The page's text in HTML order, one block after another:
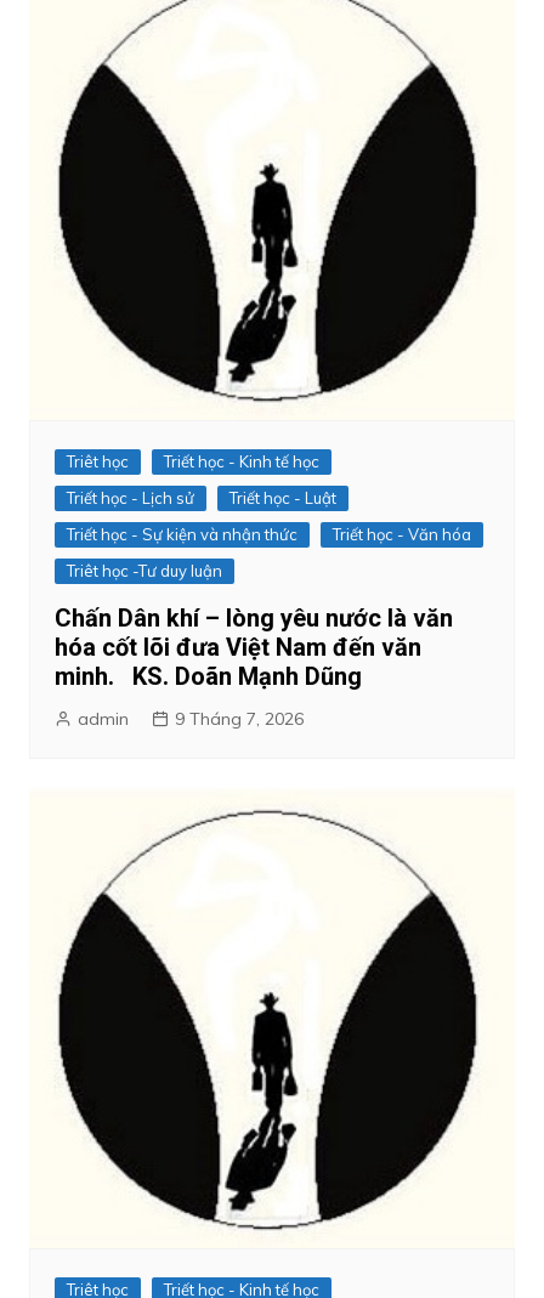
Triêt học
Triết học - Kinh tế học
Triết học - Lịch sử
Triết học - Luật
Triết học - Sự kiện và nhận thức
Triết học - Văn hóa
Triêt học -Tư duy luận
Chấn Dân khí – lòng yêu nước là văn
hóa cốt lõi đưa Việt Nam đến văn
minh. KS. Doãn Mạnh Dũng
admin 9 Tháng 7, 2026
Triêt học
Triết học - Kinh tế học